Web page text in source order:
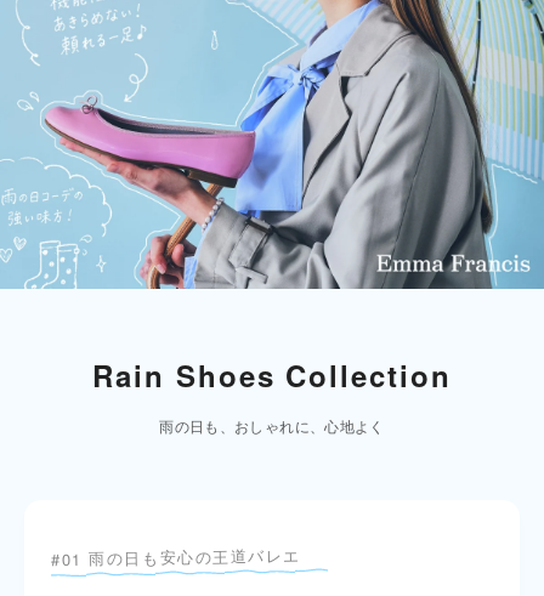
Rain Shoes Collection
雨の日も、おしゃれに、心地よく
#01 雨の日も安心の王道バレエ